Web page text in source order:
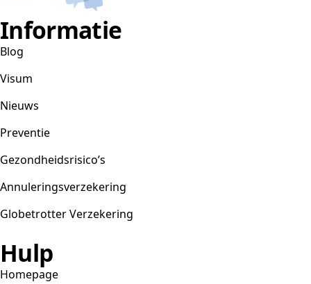
Informatie
Blog
Visum
Nieuws
Preventie
Gezondheidsrisico’s
Annuleringsverzekering
Globetrotter Verzekering
Hulp
Homepage